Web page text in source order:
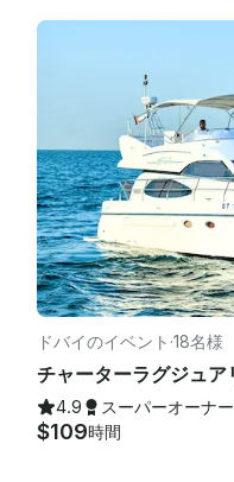
ドバイのイベント ·18名様
4.9 スーパーオーナー
$109時間